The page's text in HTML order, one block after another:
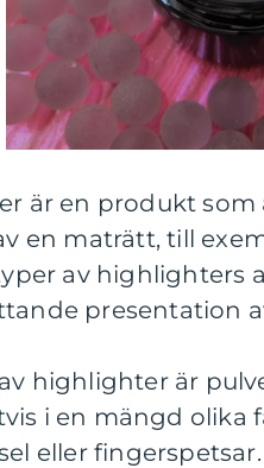
är en produkt
en maträtt, till
av highlighters
presentation
highlighter är
i en mängd olika
eller